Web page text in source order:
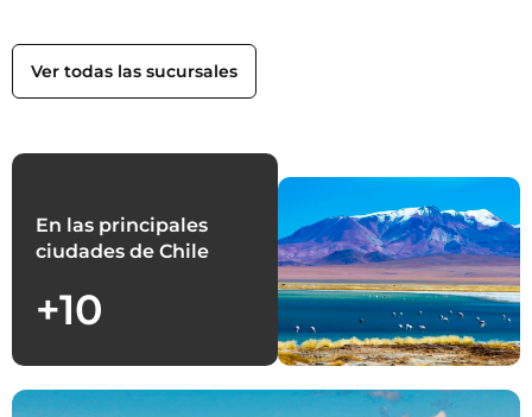
Ver todas las sucursales
En las principales
ciudades de Chile
+10